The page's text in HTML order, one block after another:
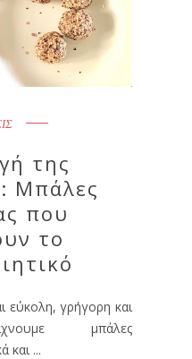
της
Μπάλες
που
το
εύκολη, γρήγορη και
μπάλες
και ...